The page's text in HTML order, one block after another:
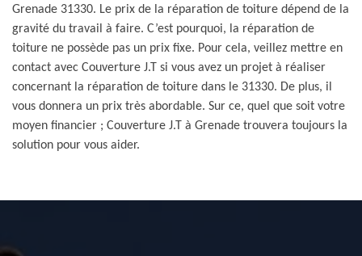
Grenade 31330. Le prix de la réparation de toiture dépend de la
gravité du travail à faire. C’est pourquoi, la réparation de
toiture ne possède pas un prix fixe. Pour cela, veillez mettre en
contact avec Couverture J.T si vous avez un projet à réaliser
concernant la réparation de toiture dans le 31330. De plus, il
vous donnera un prix très abordable. Sur ce, quel que soit votre
moyen financier ; Couverture J.T à Grenade trouvera toujours la
solution pour vous aider.